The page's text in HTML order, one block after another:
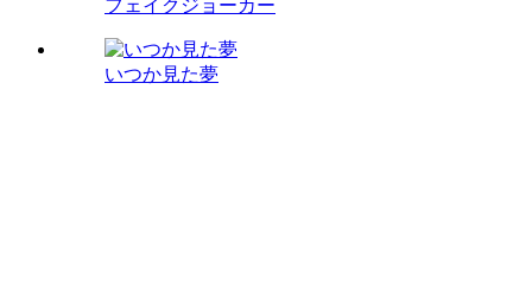
フェイクジョーカー
いつか見た夢